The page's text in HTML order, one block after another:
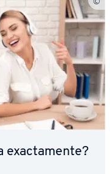
exac­ta­me­n­te?